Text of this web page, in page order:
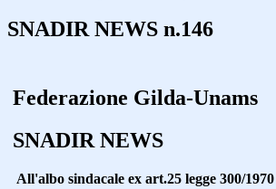
SNADIR NEWS n.146
Federazione Gilda-Unams
SNADIR NEWS
All'albo sindacale ex art.25 legge 300/1970